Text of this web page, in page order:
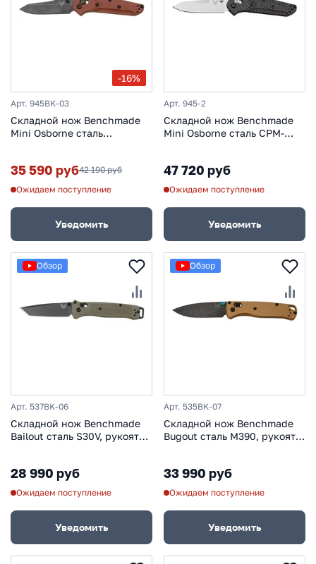
-16%
Арт. 945BK-03
Складной нож Benchmade
Mini Osborne сталь
35 590 руб42 190 руб
Ожидаем поступление
Уведомить
Арт. 945-2
Складной нож Benchmade
Mini Osborne сталь CPM-
47 720 руб
Ожидаем поступление
Уведомить
Обзор
Арт. 537BK-06
Складной нож Benchmade
Bailout сталь S30V, рукоять
28 990 руб
Ожидаем поступление
Уведомить
Обзор
Арт. 535BK-07
Складной нож Benchmade
Bugout сталь M390, рукоять
33 990 руб
Ожидаем поступление
Уведомить